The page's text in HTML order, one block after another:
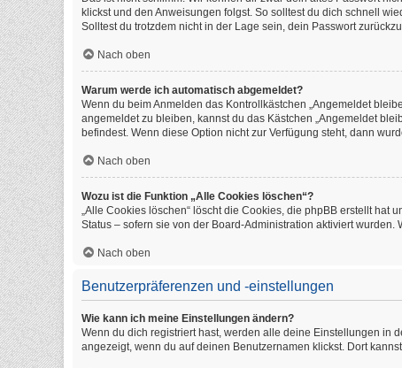
klickst und den Anweisungen folgst. So solltest du dich schnell
Solltest du trotzdem nicht in der Lage sein, dein Passwort
Nach oben
Warum werde ich automatisch abgemeldet?
Wenn du beim Anmelden das Kontrollkästchen „Angemeldet
angemeldet zu bleiben, kannst du das Kästchen „Angemeldet
befindest. Wenn diese Option nicht zur Verfügung steht, dann
Nach oben
Wozu ist die Funktion „Alle Cookies löschen“?
„Alle Cookies löschen“ löscht die Cookies, die phpBB erstellt hat
Status – sofern sie von der Board-Administration aktiviert
Nach oben
Benutzerpräferenzen und -einstellungen
Wie kann ich meine Einstellungen ändern?
Wenn du dich registriert hast, werden alle deine Einstellungen in
angezeigt, wenn du auf deinen Benutzernamen klickst. Dort